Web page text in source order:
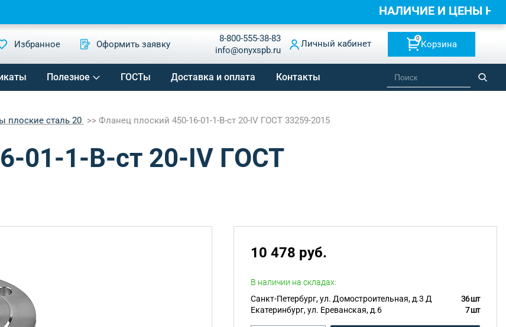
Избранное Оформить заявку
8-800-555-38-83
info@onyxspb.ru
Личный кабинет
0
Корзина
Полезное ГОСТы Доставка и оплата Контакты
плоские сталь 20 Фланец плоский 450-16-01-1-B-ст 20-IV ГОСТ 33259-2015
01-1-B-ст 20-IV ГОСТ
10 478 руб.
В наличии на складах:
Санкт-Петербург, ул. Домостроительная, д.3 Д
36 шт
Екатеринбург, ул. Ереванская, д.6
7 шт
НАЛИЧИЕ И ЦЕНЫ